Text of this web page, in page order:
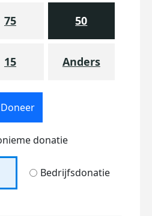
75 50
15 Anders
Doneer
donatie
Bedrijfsdonatie